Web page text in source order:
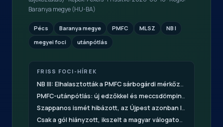
Baranya megye (HU-BA)
Pécs Baranya megye PMFC MLSZ
NB I
megyei foci
utánpótlás
FRISS FOCI-HÍREK
NB III: Elhalasztották a PMFC sárbogárdi mérkőzését
PMFC-utánpótlás: új edzőkkel és meccsdömpinggel indul
Szappanos ismét hibázott, az Újpest azonban legyőzte mumusát és az NB I élére állt
Csak a gól hiányzott, ikszelt a magyar válogatott